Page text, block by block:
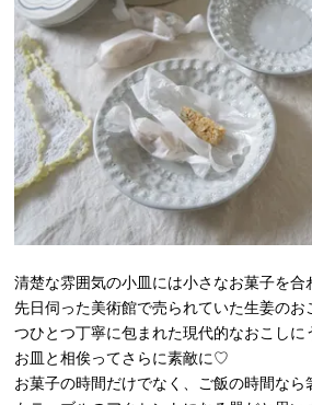
清楚な雰囲気の小皿には小さなお菓子を合
先日伺った美術館で売られていた生姜のお
つひとつ丁寧に包まれた現代的なおこしに
お皿と相俟ってさらに素敵に♡
お菓子の時間だけでなく、ご飯の時間なら